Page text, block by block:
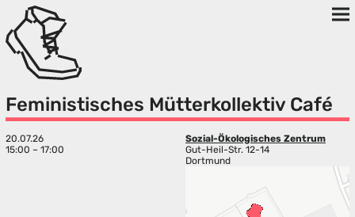
Feministisches Mütterkollektiv Café
20.07.26
15:00 – 17:00
Sozial-Ökologisches Zentrum
Gut-Heil-Str. 12-14
Dortmund